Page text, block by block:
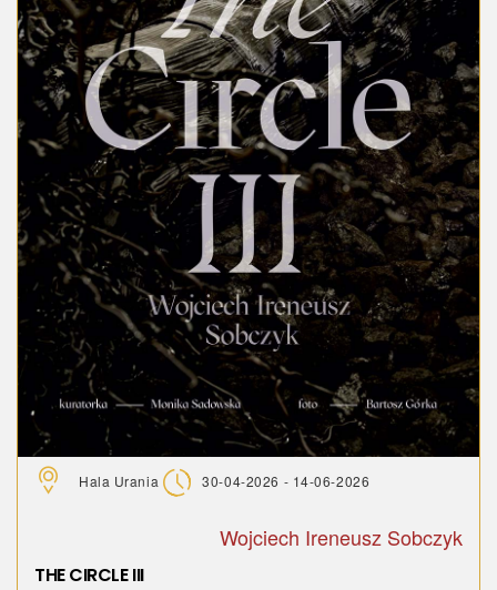
Hala Urania 30-04-2026 - 14-06-2026
Wojciech Ireneusz Sobczyk
THE CIRCLE III